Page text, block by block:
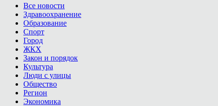
Все новости
Здравоохранение
Образование
Спорт
Город
ЖКХ
Закон и порядок
Культура
Люди с улицы
Общество
Регион
Экономика